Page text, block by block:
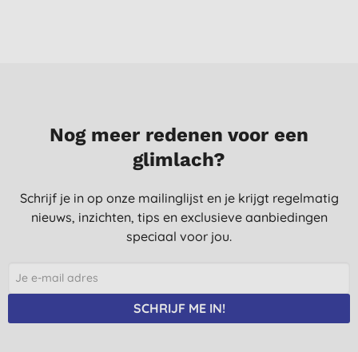
Nog meer redenen voor een
glimlach?
Schrijf je in op onze mailinglijst en je krijgt regelmatig
nieuws, inzichten, tips en exclusieve aanbiedingen
speciaal voor jou.
SCHRIJF ME IN!